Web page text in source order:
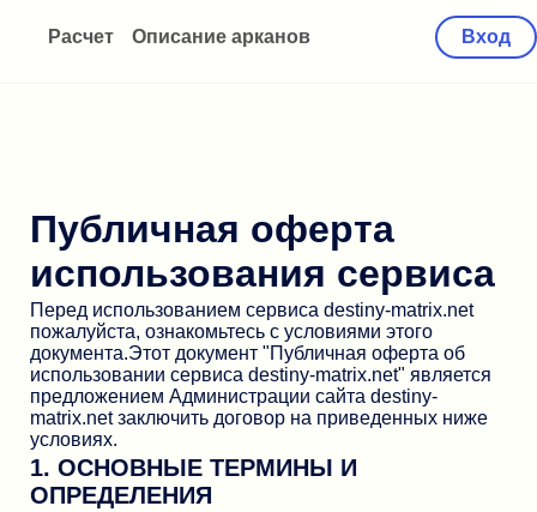
Расчет Описание арканов Вход
Публичная оферта
использования сервиса
Перед использованием сервиса destiny-matrix.net
пожалуйста, ознакомьтесь с условиями этого
документа.Этот документ "Публичная оферта об
использовании сервиса destiny-matrix.net" является
предложением Администрации сайта destiny-
matrix.net заключить договор на приведенных ниже
условиях.
1. ОСНОВНЫЕ ТЕРМИНЫ И
ОПРЕДЕЛЕНИЯ